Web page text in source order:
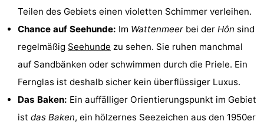
Sportangeln
Seehunden
und
Veranstaltungen
Teilen des Gebiets einen violetten Schimmer verleihen.
Chance auf Seehunde: Im Wattenmeer bei der Hôn sind
regelmäßig Seehunde zu sehen. Sie ruhen manchmal
auf Sandbänken oder schwimmen durch die Priele. Ein
Fernglas ist deshalb sicher kein überflüssiger Luxus.
Das Baken: Ein auffälliger Orientierungspunkt im Gebiet
ist das Baken, ein hölzernes Seezeichen aus den 1950er